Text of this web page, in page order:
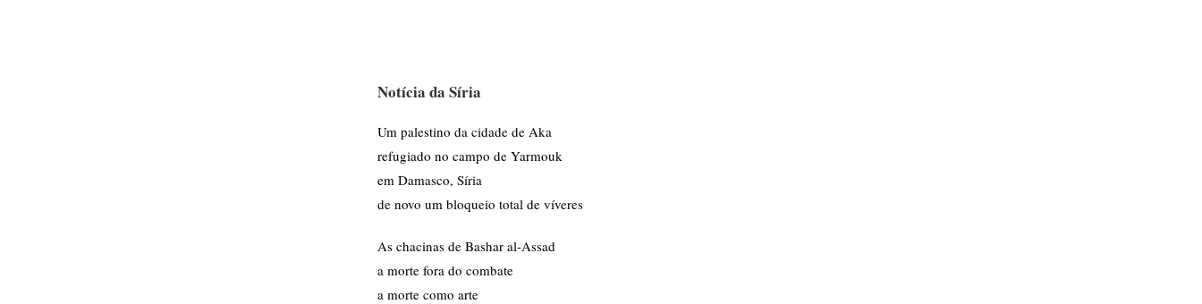
Notícia da Síria
Um palestino da cidade de Aka
refugiado no campo de Yarmouk
em Damasco, Síria
de novo um bloqueio total de víveres
As chacinas de Bashar al-Assad
a morte fora do combate
a morte como arte